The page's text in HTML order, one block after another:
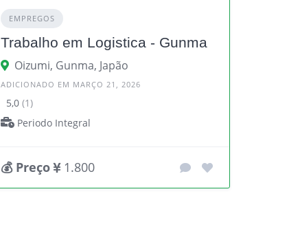
EMPREGOS
Trabalho em Logistica - Gunma
Oizumi, Gunma, Japão
ADICIONADO EM MARÇO 21, 2026
5,0 (1)
Periodo Integral
💰 Preço 1.800